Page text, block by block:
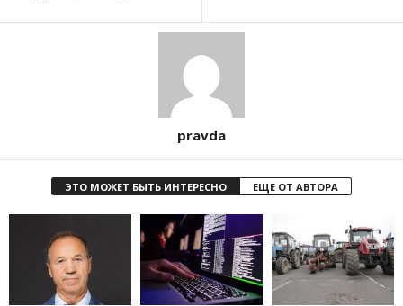
pravda
ЭТО МОЖЕТ БЫТЬ ИНТЕРЕСНО ЕЩЕ ОТ АВТОРА